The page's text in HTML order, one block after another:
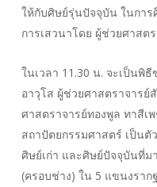
ให้กับศิษย์รุ่นปัจจุบัน ในการ
การเสวนาโดย ผู้ช่วยศาสต
ในเวลา 11.30 น. จะเป็นพิ
อาวุโส ผู้ช่วยศาสตราจาร
ศาสตราจารย์ทองพูล ทาสี
สถาปัตยกรรมศาสตร์ เป็น
ศิษย์เก่า และศิษย์ปัจจุบันที่
(ครอบช่าง) ใน 5 แขนงราก